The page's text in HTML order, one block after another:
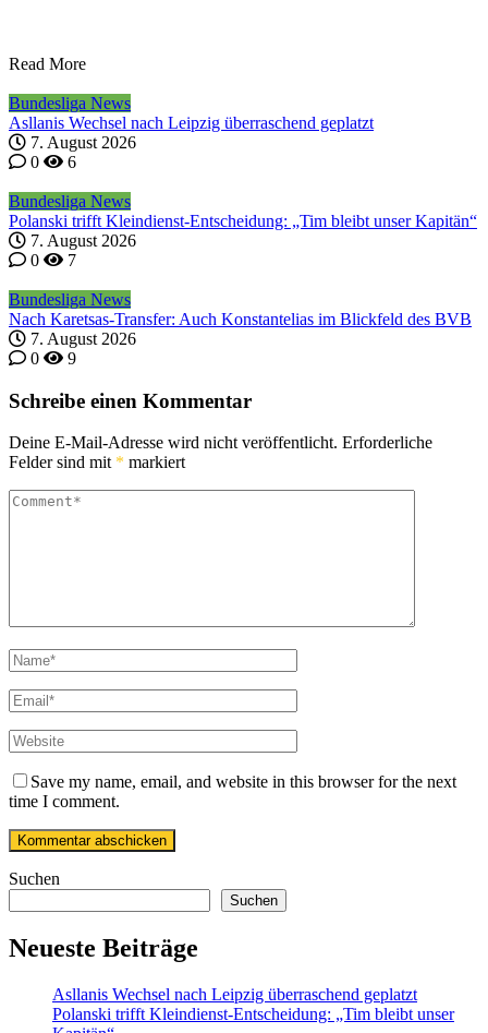
Read More
Bundesliga News
Asllanis Wechsel nach Leipzig überraschend geplatzt
7. August 2026
0
6
Bundesliga News
Polanski trifft Kleindienst-Entscheidung: „Tim bleibt unser Kapitän“
7. August 2026
0
7
Bundesliga News
Nach Karetsas-Transfer: Auch Konstantelias im Blickfeld des BVB
7. August 2026
0
9
Schreibe einen Kommentar
Deine E-Mail-Adresse wird nicht veröffentlicht. Erforderliche
Felder sind mit * markiert
Save my name, email, and website in this browser for the next
time I comment.
Suchen
Suchen
Neueste Beiträge
Asllanis Wechsel nach Leipzig überraschend geplatzt
Polanski trifft Kleindienst-Entscheidung: „Tim bleibt unser